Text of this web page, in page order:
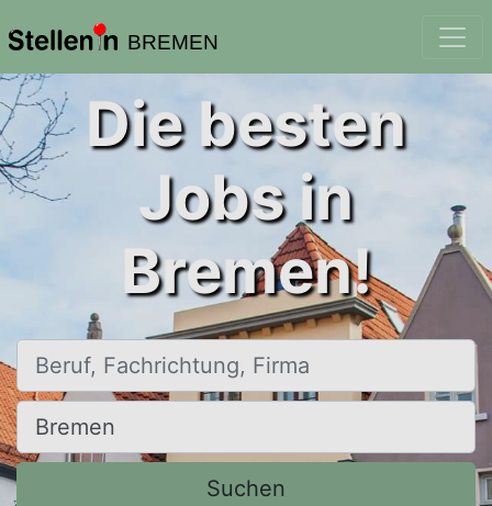
BREMEN
Die besten
Jobs in
Bremen!
Beruf, Fachrichtung, Firma
Ort, Stadt
Suchen